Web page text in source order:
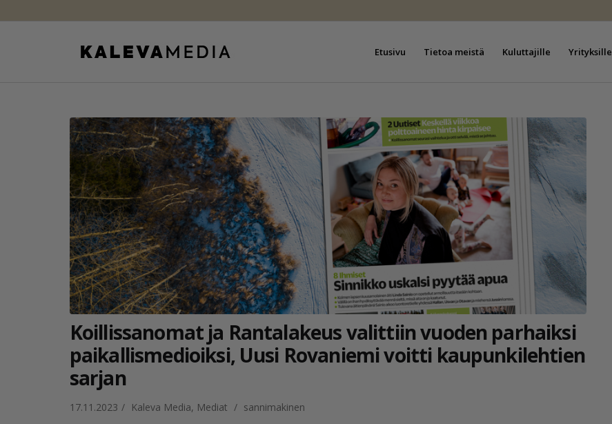
Etusivu Tietoa meistä Kuluttajille Yrityksille
Koillissanomat ja Rantalakeus valittiin vuoden parhaiksi
paikallismedioiksi, Uusi Rovaniemi voitti kaupunkilehtien
sarjan
17.11.2023 / Kaleva Media, Mediat / sannimakinen